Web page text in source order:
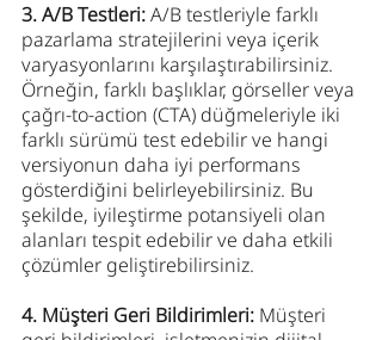
3. A/B Testleri: A/B testleriyle farklı
pazarlama stratejilerini veya içerik
varyasyonlarını karşılaştırabilirsiniz.
Örneğin, farklı başlıklar, görseller veya
çağrı-to-action (CTA) düğmeleriyle iki
farklı sürümü test edebilir ve hangi
versiyonun daha iyi performans
gösterdiğini belirleyebilirsiniz. Bu
şekilde, iyileştirme potansiyeli olan
alanları tespit edebilir ve daha etkili
çözümler geliştirebilirsiniz.
4. Müşteri Geri Bildirimleri: Müşteri